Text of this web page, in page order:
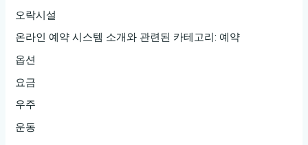
오락시설
온라인 예약 시스템 소개와 관련된 카테고리: 예약
옵션
요금
우주
운동